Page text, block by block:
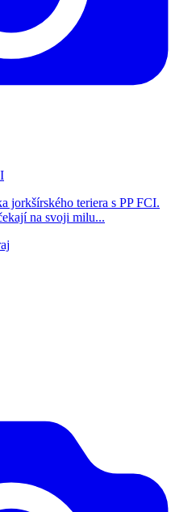
jorkšírského teriera s PP FCI.
na svoji milu...